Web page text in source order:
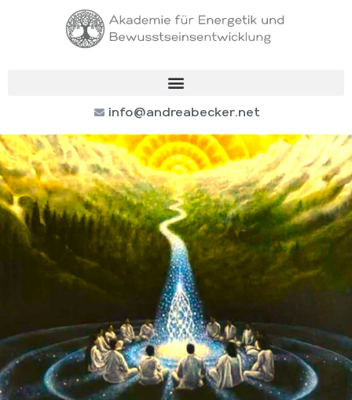
info@andreabecker.net